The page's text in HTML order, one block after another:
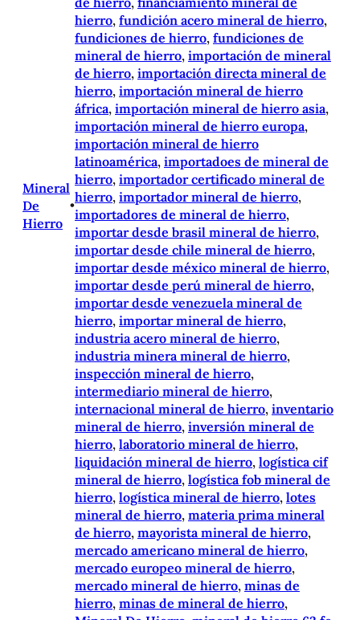
Mineral
De
Hierro
•
hierro, fundición acero mineral de hierro
fundiciones de hierro, fundiciones de
mineral de hierro, importación de mineral
de hierro, importación directa mineral de
hierro, importación mineral de hierro
áfrica, importación mineral de hierro asia
importación mineral de hierro europa
importación mineral de hierro
latinoamérica, importadoes de mineral de
hierro, importador certificado mineral de
hierro, importador mineral de hierro
importadores de mineral de hierro
importar desde brasil mineral de hierro
importar desde chile mineral de hierro
importar desde méxico mineral de hierro
importar desde perú mineral de hierro
importar desde venezuela mineral de
hierro, importar mineral de hierro
industria acero mineral de hierro
industria minera mineral de hierro
inspección mineral de hierro
intermediario mineral de hierro
internacional mineral de hierro, inventario
mineral de hierro, inversión mineral de
hierro, laboratorio mineral de hierro
liquidación mineral de hierro, logística cif
mineral de hierro, logística fob mineral de
hierro, logística mineral de hierro, lotes
mineral de hierro, materia prima mineral
de hierro, mayorista mineral de hierro
mercado americano mineral de hierro
mercado europeo mineral de hierro
mercado mineral de hierro, minas de
hierro, minas de mineral de hierro